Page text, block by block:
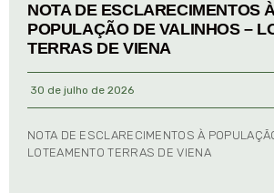
NOTA DE ESCLARECIMENTOS
POPULAÇÃO DE VALINHOS –
TERRAS DE VIENA
30 de julho de 2026
NOTA DE ESCLARECIMENTOS À
LOTEAMENTO TERRAS DE VIENA